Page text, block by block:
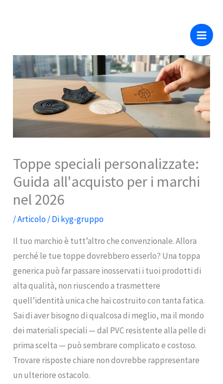
Toppe speciali personalizzate:
Guida all'acquisto per i marchi
nel 2026
/Articolo/ Dikyg-gruppo
Il tuo marchio è tutt’altro che convenzionale. Allora
perché le tue toppe dovrebbero esserlo? Una toppa
generica può far passare inosservati i tuoi prodotti di
alta qualità, non riuscendo a trasmettere
quell’identità unica che hai costruito con tanta fatica.
Sai di aver bisogno di qualcosa di meglio, ma il mondo
dei materiali speciali — dal PVC resistente alla pelle di
prima scelta — può sembrare complicato e costoso.
Trovare risposte chiare non dovrebbe rappresentare
un ulteriore ostacolo.